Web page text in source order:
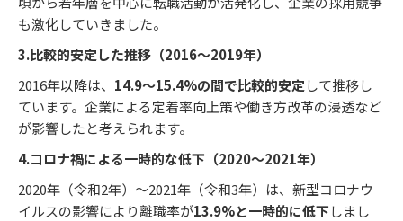
も激化していきました。
3.比較的安定した推移（2016～2019年）
2016年以降は、 14.9～15.4%の間で比較的安定して推移し
ています。企業による定着率向上策や働き方改革の浸透など
が影響したと考えられます。
4.コロナ禍による一時的な低下（2020～2021年）
2020年（令和2年）～2021年（令和3年）は、新型コロナウ
イルスの影響により離職率が13.9%と一時的に低下しまし